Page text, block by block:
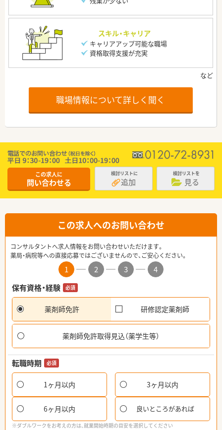
スキル・キャリア
キャリアアップ可能な職場
資格取得支援が充実
職場情報について詳しく聞く
この求人に
問い合わせる
検討リストに
追加
検討リストを
見る
この求人へのお問い合わせ
コンサルタントへ求人情報をお問い合わせいただけます。
薬局・病院等への直接応募ではございませんので、ご安心ください。
1 2 3
4
保有資格・経験
必須
薬剤師免許 研修認定薬剤師
薬剤師免許取得見込（薬学生等）
転職時期 必須
1ヶ月以内 3ヶ月以内
6ヶ月以内 良いところがあれば
※ダブルワークをお考えの方は、就業開始時期の目安を選択してください